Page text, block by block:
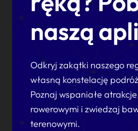
naszą
Odkryj zakątki naszego
własną konstelację
Poznaj wspaniałe
rowerowymi i zwiedzaj
terenowymi.